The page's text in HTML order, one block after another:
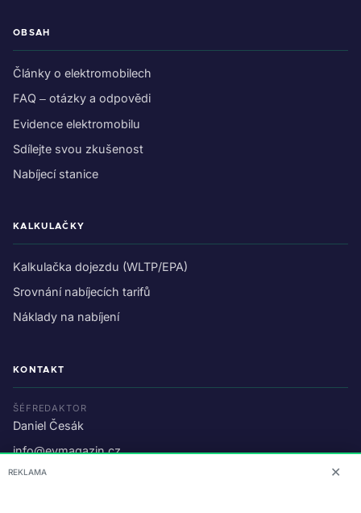
OBSAH
Články o elektromobilech
FAQ – otázky a odpovědi
Evidence elektromobilu
Sdílejte svou zkušenost
Nabíjecí stanice
KALKULAČKY
Kalkulačka dojezdu (WLTP/EPA)
Srovnání nabíjecích tarifů
Náklady na nabíjení
KONTAKT
ŠÉFREDAKTOR
Daniel Česák
info@evmagazin.cz
O nás
REKLAMA ✕